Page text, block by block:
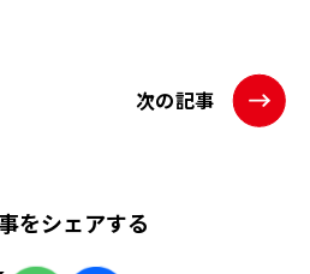
次の記事
をシェアする